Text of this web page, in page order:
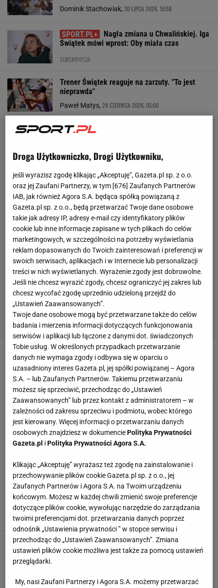
Dominik Stachowiak, 30 LIPCA 2026, 16:58
Nagła zmiana u Chwalińskiej. Iga
Świątek mówi wprost: Oby miała czas
SUBSKRYPCJA
Trener Świątek reaguje na zarzuty. "To jest
nieprawda"
Paweł Matys, 24 CZERWCA 2026, 05:00
Trener Świątek i Chwalińskiej zdradził kulisy.
"Sama Iga zapytała"
Paweł Matys,23 CZERWCA 2026, 20:09
Miłość dała Chwalińskiej finał
Rolanda Garrosa. Niech wszyscy to wiedzą
SUBSKRYPCJA
Trener Chwalińskiej przekazał złe
SUBSKRYPCJA
Chwalińska ustawiona na całe
życie? Oto prawda o finansach Polki
SUBSKRYPCJA
Chwalińska: "Może i jestem
odmieńcem". W Paryżu dzieją się niesamowite
Droga Użytkowniczko, Drogi Użytkowniku,
jeśli wyrazisz zgodę klikając „Akceptuję”, Gazeta.pl sp. z o.o.
oraz jej Zaufani Partnerzy, w tym [676] Zaufanych Partnerów
IAB, jak również Agora S.A. będąca spółką powiązaną z
Gazeta.pl sp. z o.o., będą przetwarzać Twoje dane osobowe
takie jak adresy IP, adresy e-mail czy identyfikatory plików
cookie lub inne informacje zapisane w tych plikach do celów
marketingowych, w szczególności na potrzeby wyświetlania
reklam dopasowanych do Twoich zainteresowań i preferencji w
swoich serwisach, aplikacjach i w Internecie lub personalizacji
treści w nich wyświetlanych. Wyrażenie zgody jest dobrowolne.
Jeśli nie chcesz wyrazić zgody, chcesz ograniczyć jej zakres lub
chcesz wycofać zgodę uprzednio udzieloną przejdź do
„Ustawień Zaawansowanych”.
Twoje dane osobowe mogą być przetwarzane także do celów
badania i mierzenia informacji dotyczących funkcjonowania
serwisów i aplikacji lub łączone z danymi dot. świadczonych
Tobie usług. W określonych przypadkach przetwarzanie
danych nie wymaga zgody i odbywa się w oparciu o
uzasadniony interes Gazeta.pl, jej spółki powiązanej – Agora
S.A. – lub Zaufanych Partnerów. Takiemu przetwarzaniu
możesz się sprzeciwić, przechodząc do „Ustawień
Zaawansowanych” lub przez kontakt z administratorem – w
zależności od zakresu sprzeciwu i podmiotu, wobec którego
jest kierowany. Więcej informacji o przetwarzaniu danych
osobowych znajdziesz w dokumenciePolityka Prywatności
Gazeta.pl iPolityka Prywatności Agora S.A.
Klikając „Akceptuję” wyrażasz też zgodę na zainstalowanie i
przechowywanie plików cookie Gazeta.pl sp. z o.o., jej
Zaufanych Partnerów i Agora S.A. na Twoim urządzeniu
końcowym. Możesz w każdej chwili zmienić swoje preferencje
dotyczące plików cookie, wywołując narzędzie do zarządzania
twoimi preferencjami dot. przetwarzania danych poprzez
odnośnik „Ustawienia prywatności ” w stopce serwisu i
przechodząc do „Ustawień Zaawansowanych”. Zmiana
ustawień plików cookie możliwa jest także za pomocą ustawień
przeglądarki.
My, nasi Zaufani Partnerzy i Agora S.A. możemy przetwarzać